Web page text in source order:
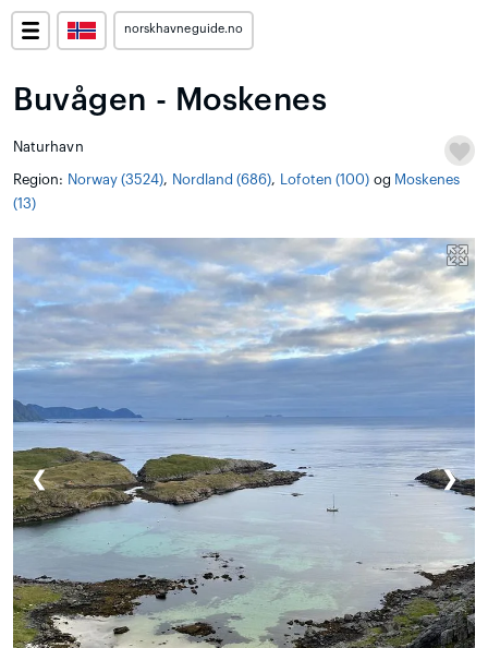
norskhavneguide.no
Buvågen - Moskenes
Naturhavn
Region: Norway (3524), Nordland (686), Lofoten (100) og Moskenes
(13)
❮ ❯